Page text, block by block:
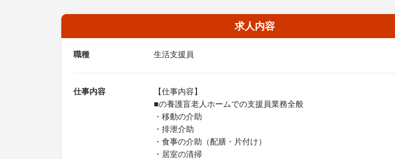
求人内容
職種 生活支援員
仕事内容
【仕事内容】
■の養護盲老人ホームでの支援員業務全般
・移動の介助
・排泄介助
・食事の介助（配膳・片付け）
・居室の清掃